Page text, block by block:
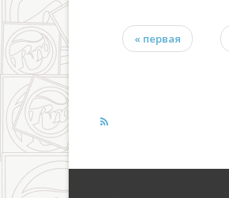
« первая